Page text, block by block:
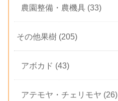
農園整備・農機具 (33)
その他果樹 (205)
アボカド (43)
アテモヤ・チェリモヤ (26)